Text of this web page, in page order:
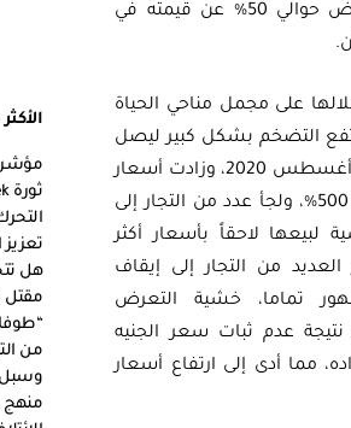
وبعض التقديرات تشير إلى وصول الدولار إلى 300 جنيه سوداني، وذلك بانخفاض حوالي 50% عن قيمته في
على مجمل مناحي الحياة
التضخم بشكل كبير ليصل
إلى 166.8% في شهر أغسطس 2020، وزادت أسعار
السلع الغذائية بنحو 500%، ولجأ عدد من التجار إلى
لبيعها لاحقاً بأسعار أكثر
العديد من التجار إلى إيقاف
تماما، خشية التعرض
نتيجة عدم ثبات سعر الجنيه
مما أدى إلى ارتفاع أسعار
مؤشر
ثورة DeepSeek هل يفقد وادي السيليكون تاجه؟
هل
مقتل
من
وسبل
منهج